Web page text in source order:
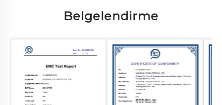
Belgelendirme